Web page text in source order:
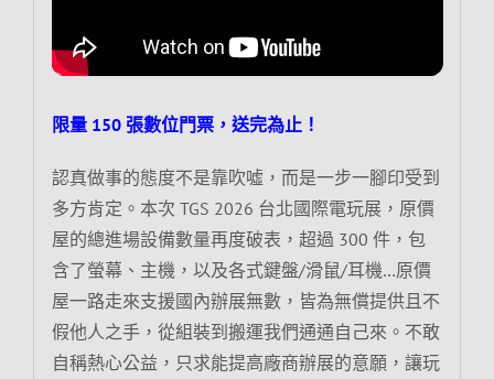
限量 150 張數位門票，送完為止！
認真做事的態度不是靠吹噓，而是一步一腳印受到
多方肯定。本次 TGS 2026 台北國際電玩展，原價
屋的總進場設備數量再度破表，超過 300 件，包
含了螢幕、主機，以及各式鍵盤/滑鼠/耳機…原價
屋一路走來支援國內辦展無數，皆為無償提供且不
假他人之手，從組裝到搬運我們通通自己來。不敢
自稱熱心公益，只求能提高廠商辦展的意願，讓玩